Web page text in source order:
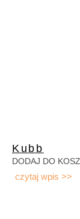
Kubb
DODAJ DO
czytaj wpis >>